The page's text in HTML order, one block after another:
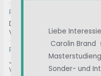
RE: Chargen-Nummer
Das können wir machen.
Von , Vor 3 Wochen
RE: Immunglobuline / IvIg
Januar 2025 A
Von , Vor 4 Wochen
Liebe
Carolin Brand
Sonder- und